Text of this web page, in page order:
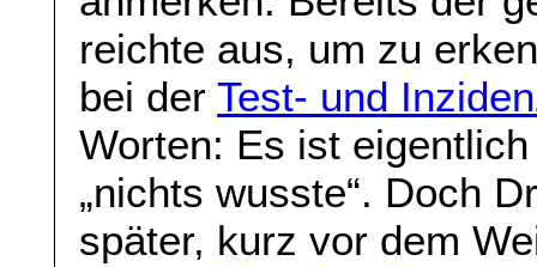
reichte aus, um zu
bei derTest- und
Worten: Es ist
„nichts wusste“. Doch
später, kurz vor dem